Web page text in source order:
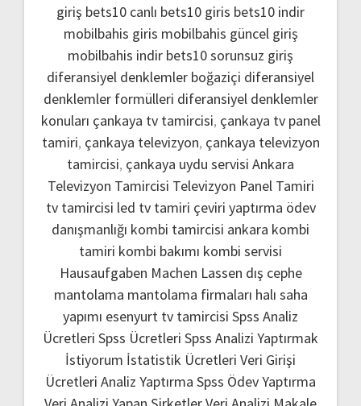
giriş bets10 canlı bets10 giris bets10 indir
mobilbahis giris mobilbahis güncel giriş
mobilbahis indir bets10 sorunsuz giriş
diferansiyel denklemler boğaziçi diferansiyel
denklemler formülleri diferansiyel denklemler
konuları çankaya tv tamircisi, çankaya tv panel
tamiri, çankaya televizyon, çankaya televizyon
tamircisi, çankaya uydu servisi Ankara
Televizyon Tamircisi Televizyon Panel Tamiri
tv tamircisi led tv tamiri çeviri yaptırma ödev
danışmanlığı kombi tamircisi ankara kombi
tamiri kombi bakımı kombi servisi
Hausaufgaben Machen Lassen dış cephe
mantolama mantolama firmaları halı saha
yapımı esenyurt tv tamircisi Spss Analiz
Ücretleri Spss Ücretleri Spss Analizi Yaptırmak
İstiyorum İstatistik Ücretleri Veri Girişi
Ücretleri Analiz Yaptırma Spss Ödev Yaptırma